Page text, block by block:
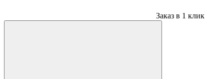
Заказ в 1 клик